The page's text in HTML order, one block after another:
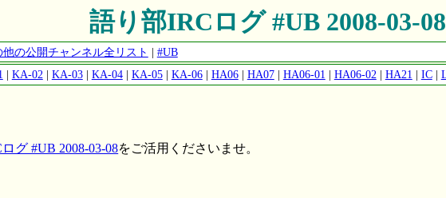
語り部IRCログ #UB 2008-03-08
他の公開チャンネル全リスト | #UB
| KA-02 | KA-03| KA-04| KA-05| KA-06| HA06| HA07| HA06-01 | HA06-02 | HA21 | IC|
グ #UB 2008-03-08をご活用くださいませ。